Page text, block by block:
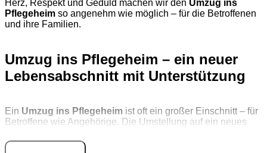
Herz, Respekt und Geduld machen wir den Umzug ins
Pflegeheim so angenehm wie möglich – für die Betroffenen
und ihre Familien.
Umzug ins Pflegeheim – ein neuer
Lebensabschnitt mit Unterstützung
Ein Umzug ins Pflegeheim ist oft ein großer Einschnitt – für
Betroffene wie Angehörige. Die Umstellung auf ein neues
die Vielzahl an organisatorischen To-dos machen die